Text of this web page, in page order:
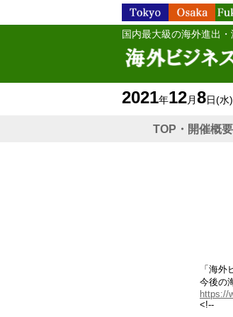
国内最大級の海外進出
2021年12月8日(水)
TOP・開催概要
「海
今後の
https://
<!--